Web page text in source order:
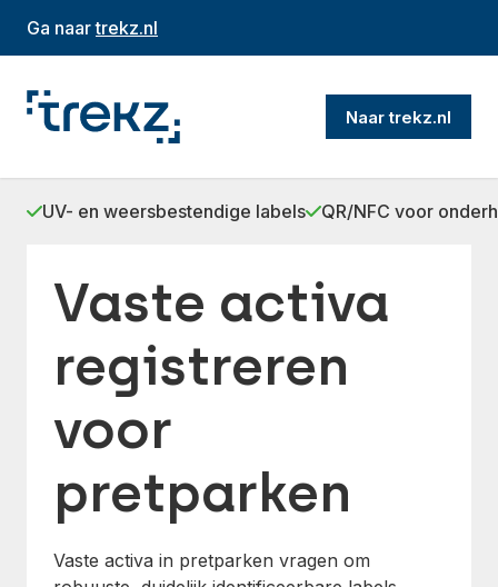
Ga naartrekz.nl
Naar trekz.nl
UV- en weersbestendige labels QR/NFC voor
Vaste activa
registreren
voor
pretparken
Vaste activa in pretparken vragen om